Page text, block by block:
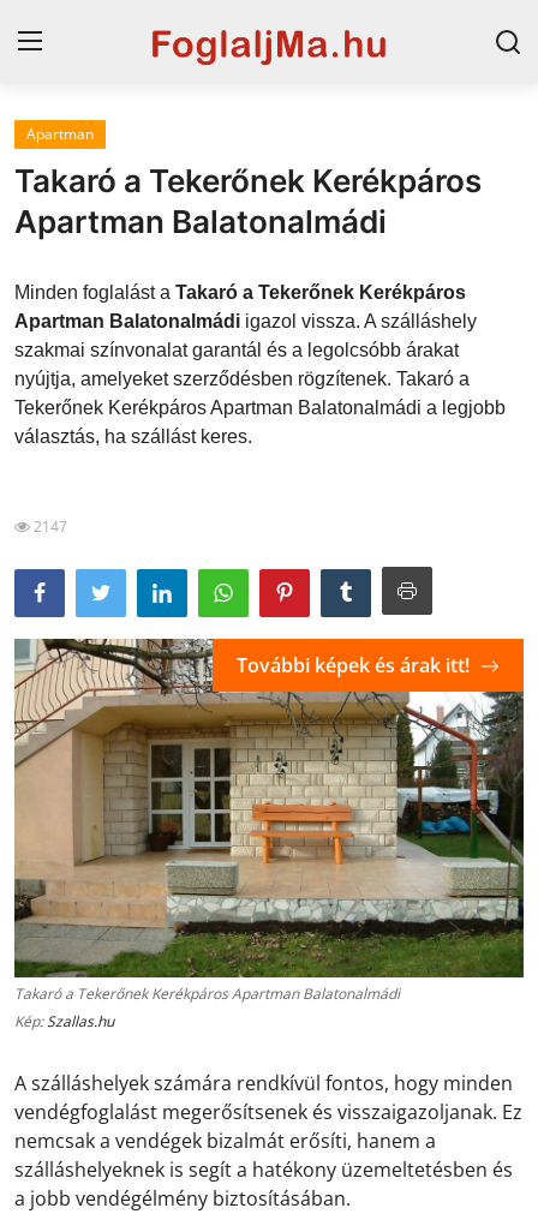
Magyarország
Horvát tengerpart
Horvátország
Blog
Szállások Hajdúszoboszlón
Apartman
Takaró a Tekerőnek Kerékpáros
Apartman Balatonalmádi
Minden foglalást a Takaró a Tekerőnek Kerékpáros
Apartman Balatonalmádi igazol vissza. A szálláshely
szakmai színvonalat garantál és a legolcsóbb árakat
nyújtja, amelyeket szerződésben rögzítenek. Takaró a
Tekerőnek Kerékpáros Apartman Balatonalmádi a legjobb
választás, ha szállást keres.
2147
Takaró a Tekerőnek Kerékpáros Apartman Balatonalmádi
Kép:Szallas.hu
További képek és árak itt!
A szálláshelyek számára rendkívül fontos, hogy minden
vendégfoglalást megerősítsenek és visszaigazoljanak. Ez
nemcsak a vendégek bizalmát erősíti, hanem a
szálláshelyeknek is segít a hatékony üzemeltetésben és
a jobb vendégélmény biztosításában.